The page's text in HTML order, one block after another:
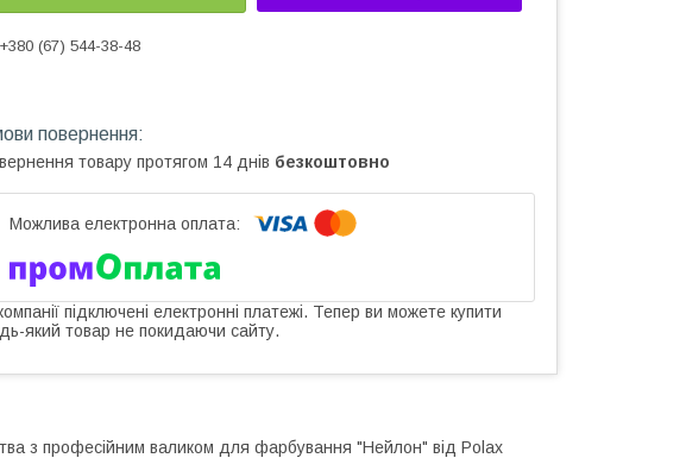
+380 (67) 544-38-48
товару протягом 14 днів безкоштовно
підключені електронні платежі. Тепер ви можете купити
який товар не покидаючи сайту.
з професійним валиком для фарбування "Нейлон" від Polax